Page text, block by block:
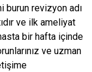
revizyon adı
ve ilk ameliyat
bir hafta içinde
ve uzman